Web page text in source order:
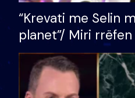
“Krevati me Selin
planet”/ Miri
bukura në
mungojë zilja e